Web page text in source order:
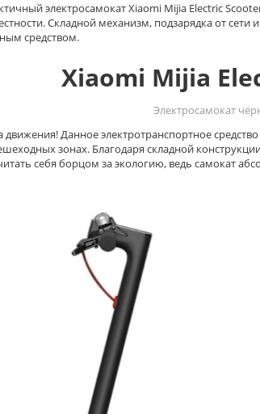
электросамокат Xiaomi Mijia Electric
Складной механизм, подзарядка от
средством.
Xiaomi Mijia
Электросамокат
движения! Данное электротранспортное
зонах. Благодаря складной
себя борцом за экологию, ведь самокат